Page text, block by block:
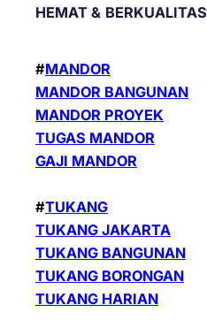
HEMAT & BERKUALITAS
#MANDOR
MANDOR BANGUNAN
MANDOR PROYEK
TUGAS MANDOR
GAJI MANDOR
#TUKANG
TUKANG JAKARTA
TUKANG BANGUNAN
TUKANG BORONGAN
TUKANG HARIAN